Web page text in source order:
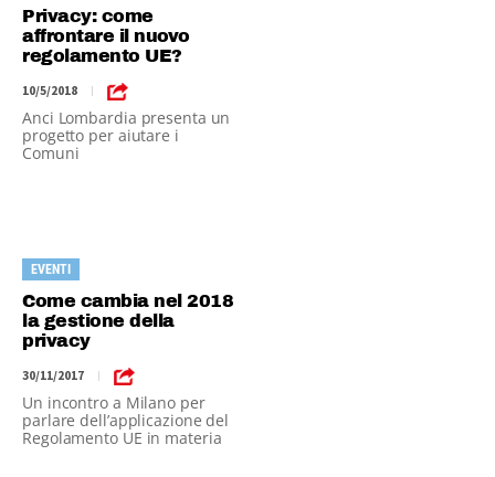
Privacy: come
affrontare il nuovo
regolamento UE?
10/5/2018 |
Anci Lombardia presenta un
progetto per aiutare i
Comuni
EVENTI
Come cambia nel 2018
la gestione della
privacy
30/11/2017 |
Un incontro a Milano per
parlare dell’applicazione del
Regolamento UE in materia